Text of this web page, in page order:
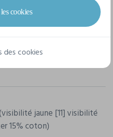
jaune [11] visibilité
15% coton)
cookies
des cookies